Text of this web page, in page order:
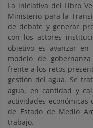
La iniciativa del Libro
Ministerio para la
de debate y generar
con los actores
objetivo es avanzar
modelo de
frente a los retos
gestión del agua. Se
agua, en cantidad y
actividades
de Estado de Medio
trabajo.